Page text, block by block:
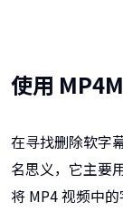
使用
在寻找删除软字
名思义，它主要
将 MP4 视频中